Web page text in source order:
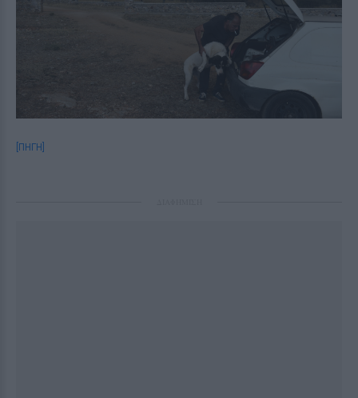
[ΠΗΓΗ]